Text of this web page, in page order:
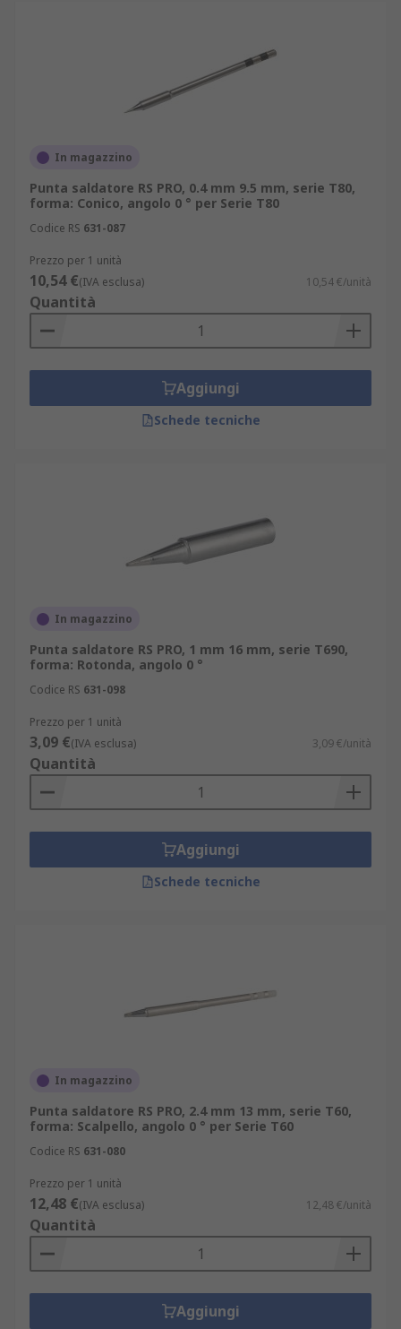
In magazzino
Punta saldatore RS PRO, 0.4 mm 9.5 mm, serie T80,
forma: Conico, angolo 0 ° per Serie T80
Codice RS 631-087
Prezzo per 1 unità
10,54 €(IVA esclusa) 10,54 €/unità
Quantità
Aggiungi
Schede tecniche
In magazzino
Punta saldatore RS PRO, 1 mm 16 mm, serie T690,
forma: Rotonda, angolo 0 °
Codice RS 631-098
Prezzo per 1 unità
3,09 €(IVA esclusa) 3,09 €/unità
Quantità
Aggiungi
Schede tecniche
In magazzino
Punta saldatore RS PRO, 2.4 mm 13 mm, serie T60,
forma: Scalpello, angolo 0 ° per Serie T60
Codice RS 631-080
Prezzo per 1 unità
12,48 €(IVA esclusa) 12,48 €/unità
Quantità
Aggiungi